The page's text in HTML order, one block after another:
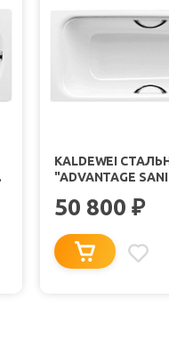
KALDEWEI
"ADVANTAGE
50 800 ₽